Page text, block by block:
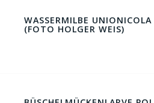
WASSERMILBE UNIONICOLA
(FOTO HOLGER WEIS)